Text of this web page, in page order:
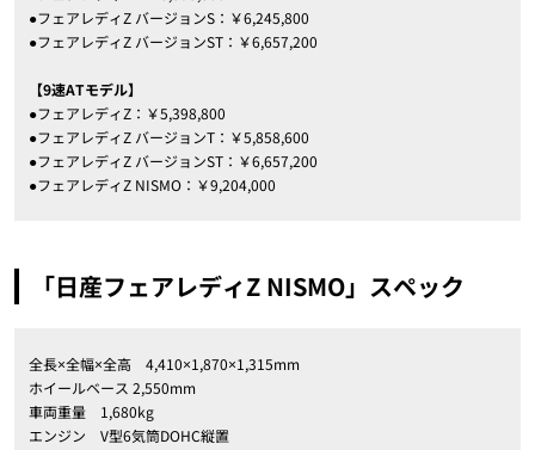
●フェアレディZ バージョンS：￥6,245,800
●フェアレディZ バージョンST：￥6,657,200
【9速ATモデル】
●フェアレディZ：￥5,398,800
●フェアレディZ バージョンT：￥5,858,600
●フェアレディZ バージョンST：￥6,657,200
●フェアレディZ NISMO：￥9,204,000
「日産フェアレディZ NISMO」スペック
全長×全幅×全高 4,410×1,870×1,315mm
ホイールベース 2,550mm
車両重量 1,680kg
エンジン V型6気筒DOHC縦置